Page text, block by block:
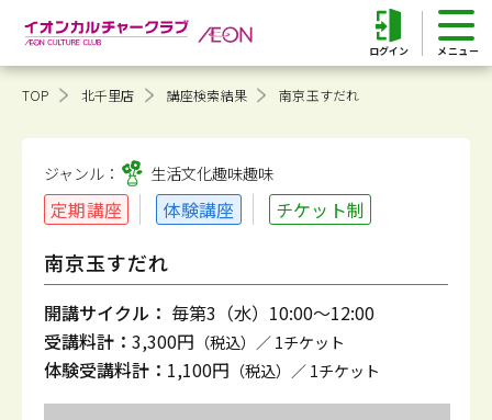
ログイン
TOP 北千里店 講座検索結果 南京玉すだれ
ジャンル： 生活文化趣味趣味
定期講座 体験講座 チケット制
南京玉すだれ
開講サイクル： 毎第3（水）10:00～12:00
受講料計： 3,300円 （税込）／ 1チケット
体験受講料計： 1,100円 （税込）／ 1チケット